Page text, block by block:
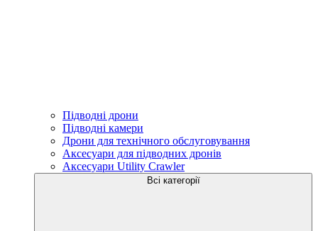
Підводні дрони
Підводні камери
Дрони для технічного обслуговування
Аксесуари для підводних дронів
Аксесуари Utility Crawler
Всі категорії